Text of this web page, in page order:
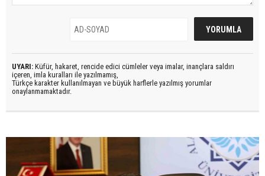
UYARI: Küfür, hakaret, rencide edici cümleler veya imalar, inançlara saldırı
içeren, imla kuralları ile yazılmamış,
Türkçe karakter kullanılmayan ve büyük harflerle yazılmış yorumlar
onaylanmamaktadır.